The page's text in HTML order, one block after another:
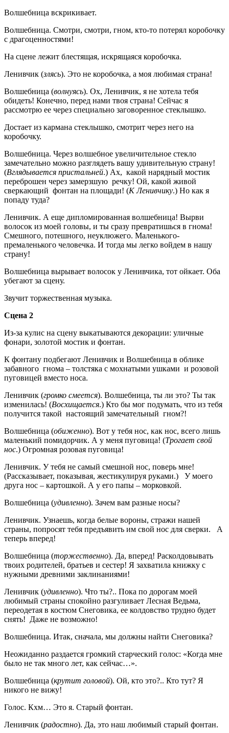
Волшебница вскрикивает.
Волшебница. Смотри, смотри, гном, кто-то потерял коробочку
с драгоценностями!
На сцене лежит блестящая, искрящаяся коробочка.
Ленивчик (злясь). Это не коробочка, а моя любимая страна!
Волшебница (волнуясь). Ох, Ленивчик, я не хотела тебя
обидеть! Конечно, перед нами твоя страна! Сейчас я
рассмотрю ее через специально заговоренное стеклышко.
Достает из кармана стеклышко, смотрит через него на
коробочку.
Волшебница. Через волшебное увеличительное стекло
замечательно можно разглядеть вашу удивительную страну!
(Вглядывается пристальней.) Ах, какой нарядный мостик
переброшен через замерзшую речку! Ой, какой живой
сверкающий фонтан на площади! (К Ленивчику.) Но как я
попаду туда?
Ленивчик. А еще дипломированная волшебница! Вырви
волосок из моей головы, и ты сразу превратишься в гнома!
Смешного, потешного, неуклюжего. Маленького-
премаленького человечка. И тогда мы легко войдем в нашу
страну!
Волшебница вырывает волосок у Ленивчика, тот ойкает. Оба
убегают за сцену.
Звучит торжественная музыка.
Сцена 2
Из-за кулис на сцену выкатываются декорации: уличные
фонари, золотой мостик и фонтан.
К фонтану подбегают Ленивчик и Волшебница в облике
забавного гнома – толстяка с мохнатыми ушками и розовой
пуговицей вместо носа.
Ленивчик (громко смеется). Волшебница, ты ли это? Ты так
изменилась! (Восхищается.) Кто бы мог подумать, что из тебя
получится такой настоящий замечательный гном?!
Волшебница (обиженно). Вот у тебя нос, как нос, всего лишь
маленький помидорчик. А у меня пуговица! (Трогает свой
нос.) Огромная розовая пуговица!
Ленивчик. У тебя не самый смешной нос, поверь мне!
(Рассказывает, показывая, жестикулируя руками.) У моего
друга нос – картошкой. А у его папы – морковкой.
Волшебница (удивленно). Зачем вам разные носы?
Ленивчик. Узнаешь, когда белые вороны, стражи нашей
страны, попросят тебя предъявить им свой нос для сверки. А
теперь вперед!
Волшебница (торжественно). Да, вперед! Расколдовывать
твоих родителей, братьев и сестер! Я захватила книжку с
нужными древними заклинаниями!
Ленивчик (удивленно). Что ты?.. Пока по дорогам моей
любимый страны спокойно разгуливает Лесная Ведьма,
переодетая в костюм Снеговика, ее колдовство трудно будет
снять! Даже не возможно!
Волшебница. Итак, сначала, мы должны найти Снеговика?
Неожиданно раздается громкий старческий голос: «Когда мне
было не так много лет, как сейчас…».
Волшебница (крутит головой). Ой, кто это?.. Кто тут? Я
никого не вижу!
Голос. Кхм… Это я. Старый фонтан.
Ленивчик (радостно). Да, это наш любимый старый фонтан.